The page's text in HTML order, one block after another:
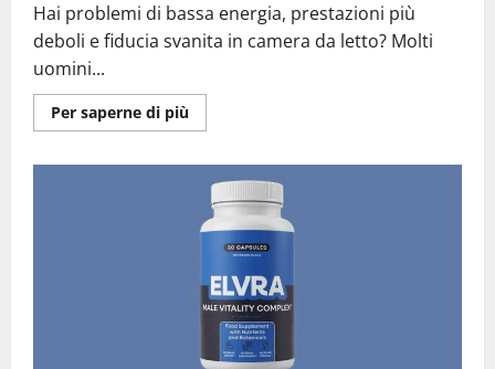
Hai problemi di bassa energia, prestazioni più
deboli e fiducia svanita in camera da letto? Molti
uomini...
Per saperne di piùUlteriori
informazioni
Recensioni
2026
Reale?
Verdetto
Finale